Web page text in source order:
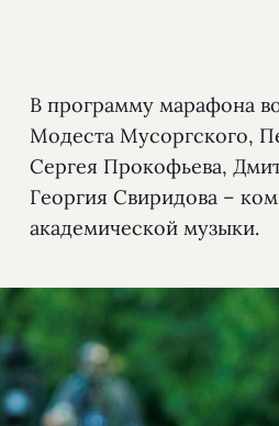
В программу марафона
Модеста Мусоргского,
Сергея Прокофьева,
Георгия Свиридова –
академической музыки.